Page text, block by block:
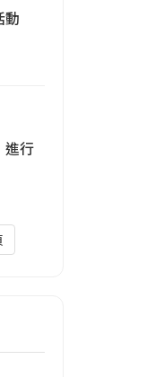
動
進行